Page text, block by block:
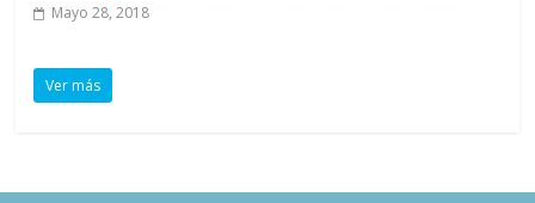
Mayo 28, 2018
Ver más